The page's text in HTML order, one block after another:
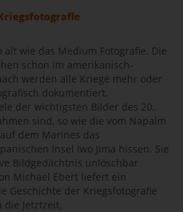
alt wie das Medium Fotografie. Die
schon im amerikanisch-
werden alle Kriege mehr oder
dokumentiert.
der wichtigsten Bilder des 20.
sind, so wie die vom Napalm
dem Marines das
Insel Iwo Jima hissen. Sie
Bildgedächtnis unlöschbar
Michael Ebert liefert ein
Geschichte der Kriegsfotografie
Jetztzeit.